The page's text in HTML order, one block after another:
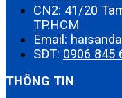
CN2: 41/20
TP.HCM
Email:
SĐT: 0906 845
THÔNG TIN